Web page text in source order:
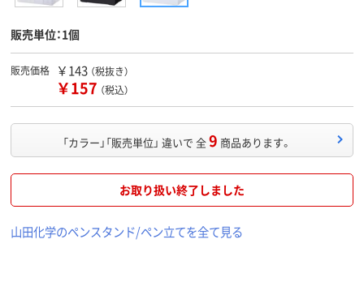
販売単位：1個
販売価格 ￥143 （税抜き）
￥157 （税込）
「カラー」「販売単位」 違いで 全9 商品あります。
お取り扱い終了しました
山田化学のペンスタンド/ペン立てを全て見る